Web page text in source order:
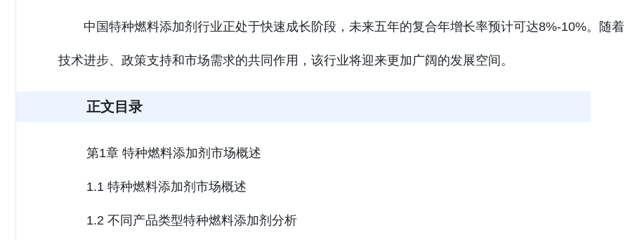
中国特种燃料添加剂行业正处于快速成长阶段，未来五年的复合年增长率预计可达8%-10%。随着
技术进步、政策支持和市场需求的共同作用，该行业将迎来更加广阔的发展空间。
正文目录
第1章 特种燃料添加剂市场概述
1.1 特种燃料添加剂市场概述
1.2 不同产品类型特种燃料添加剂分析